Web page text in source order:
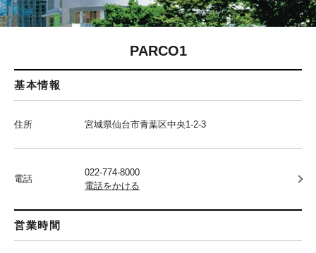
PARCO1
基本情報
住所 宮城県仙台市青葉区中央1-2-3
電話
022-774-8000
電話をかける
営業時間